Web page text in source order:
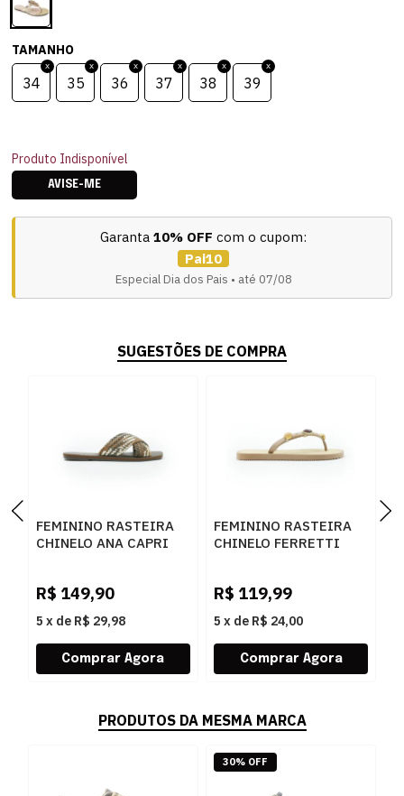
TAMANHO
34 35 36 37 38 39
Produto Indisponível
AVISE-ME
Garanta 10% OFF com o cupom:
Pai10
Especial Dia dos Pais • até 07/08
SUGESTÕES DE COMPRA
FEMININO RASTEIRA
CHINELO ANA CAPRI
R$ 149,90
5 x de R$ 29,98
FEMININO RASTEIRA
CHINELO FERRETTI
R$ 119,99
5 x de R$ 24,00
PRODUTOS DA MESMA MARCA
30% OFF